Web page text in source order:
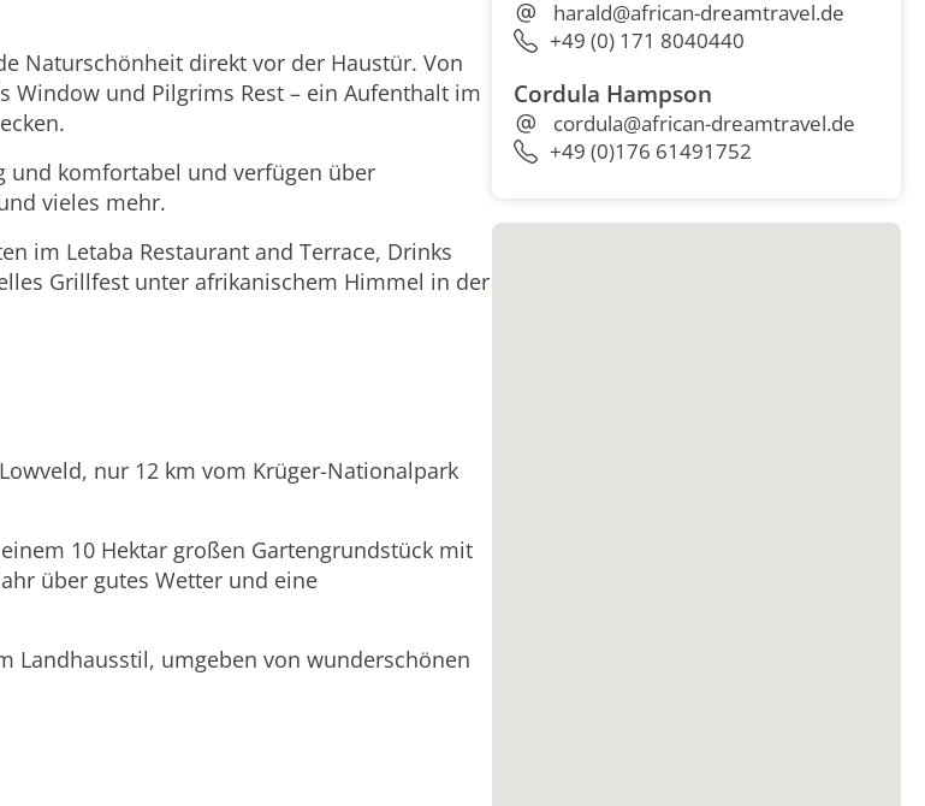
Naturschönheit direkt vor der Haustür. Von
Window und Pilgrims Rest – ein Aufenthalt im
und komfortabel und verfügen über
vieles mehr.
im Letaba Restaurant and Terrace, Drinks
Grillfest unter afrikanischem Himmel in der
nur 12 km vom Krüger-Nationalpark
10 Hektar großen Gartengrundstück mit
über gutes Wetter und eine
Landhausstil, umgeben von wunderschönen
harald@african-dreamtravel.de
+49 (0) 171 8040440
Cordula Hampson
cordula@african-dreamtravel.de
+49 (0)176 61491752